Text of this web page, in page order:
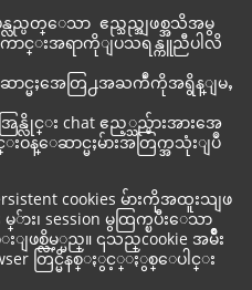
ည္ပတ္ေသာ ဧည္သည္အျဖစ္အသိအမွ
ာင္းအရာကိုျပသရန္ကူညီပါလိ
မႈအေတြ႕အႀကဳံကိုအရွိန္ျမႇ
န္လိုင္း chat ဧည့္သည္မ်ားအားအေ
းဝန္ေဆာင္မႈမ်ားအတြက္အသုံးျပဳ
cookies မ်ားကိုအထူးသျဖ
ား၊ session မွထြက္ၿပီးေသာ
ျဖစ္လိမ့္မည္။ ၎သည္cookie အမ်ိဳး
တြင္မိနစ္ႏွင့္ႏွစ္ေပါင္း